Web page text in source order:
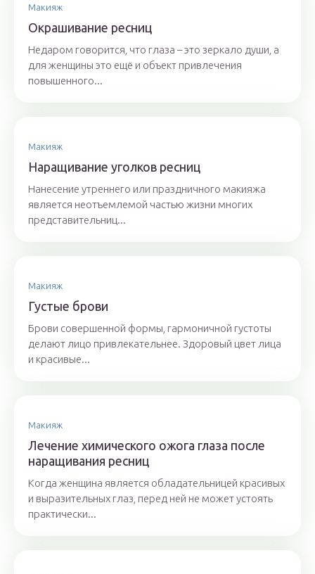
Макияж
Окрашивание ресниц
Недаром говорится, что глаза – это зеркало души, а
для женщины это ещё и объект привлечения
повышенного...
Макияж
Наращивание уголков ресниц
Нанесение утреннего или праздничного макияжа
является неотъемлемой частью жизни многих
представительниц...
Макияж
Густые брови
Брови совершенной формы, гармоничной густоты
делают лицо привлекательнее. Здоровый цвет лица
и красивые...
Макияж
Лечение химического ожога глаза после
наращивания ресниц
Когда женщина является обладательницей красивых
и выразительных глаз, перед ней не может устоять
практически...